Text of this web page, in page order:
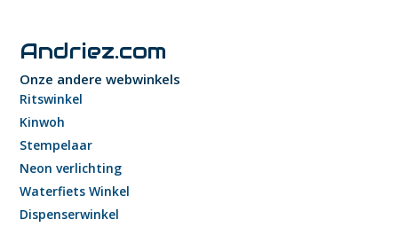
Andriez.com
Onze andere webwinkels
Ritswinkel
Kinwoh
Stempelaar
Neon verlichting
Waterfiets Winkel
Dispenserwinkel